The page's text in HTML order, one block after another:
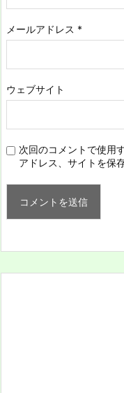
メールアドレス *
ウェブサイト
次回のコメントで使用
アドレス、サイトを保存